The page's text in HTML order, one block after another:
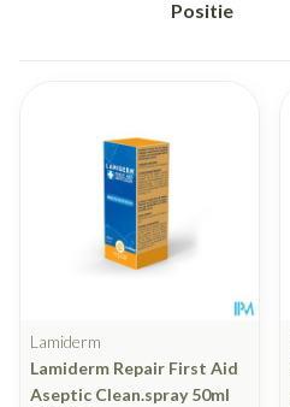
Sorteer op:
Lamiderm
Lamiderm Repair First Aid
Aseptic Clean.spray 50ml